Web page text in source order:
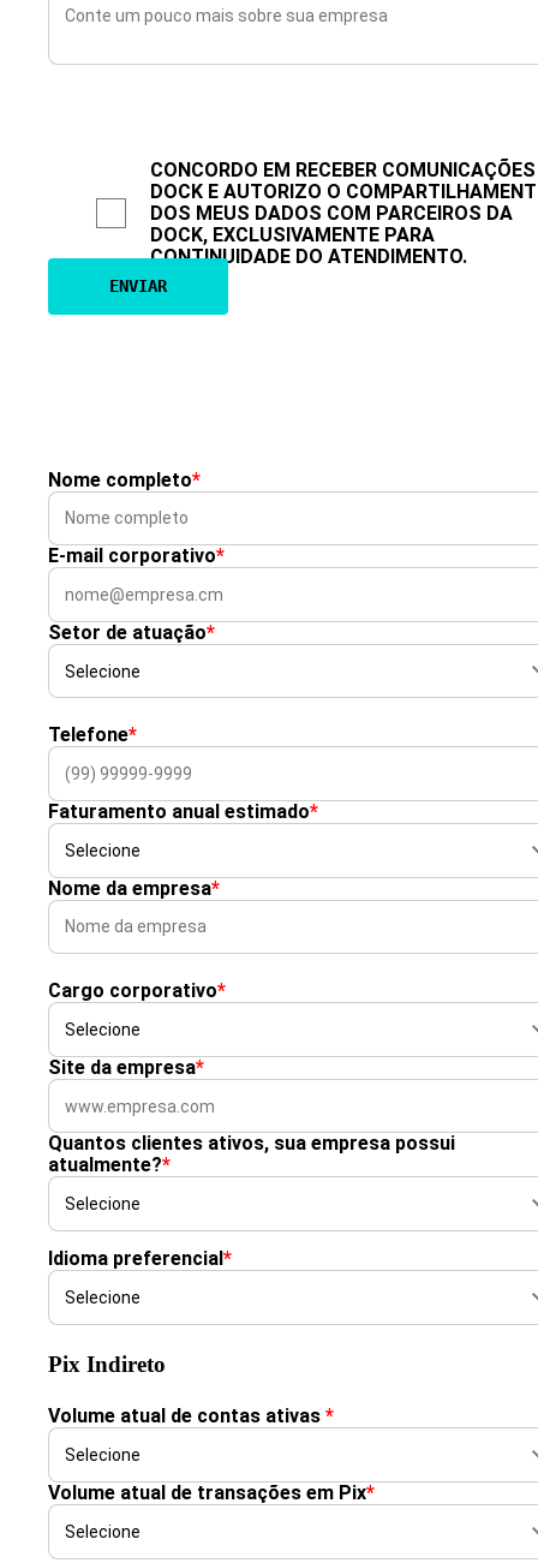
CONCORDO EM RECEBER
DOCK E AUTORIZO O
DOS MEUS DADOS COM PARCEIROS DA
DOCK, EXCLUSIVAMENTE PARA
CONTINUIDADE DO ATENDIMENTO.
Nome completo*
E-mail corporativo*
Setor de atuação*
Telefone*
Faturamento anual estimado*
Nome da empresa*
Cargo corporativo*
Site da empresa*
Quantos clientes ativos, sua empresa possui
atualmente?*
Idioma preferencial*
Pix Indireto
Volume atual de contas ativas *
Volume atual de transações em Pix*